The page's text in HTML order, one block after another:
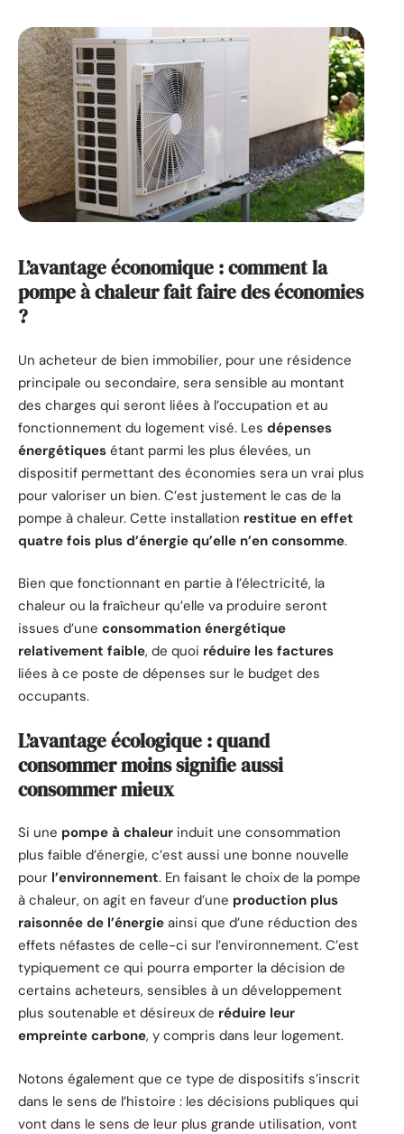
L’avantage économique : comment la
pompe à chaleur fait faire des économies
?
Un acheteur de bien immobilier, pour une résidence
principale ou secondaire, sera sensible au montant
des charges qui seront liées à l’occupation et au
fonctionnement du logement visé. Les dépenses
énergétiques étant parmi les plus élevées, un
dispositif permettant des économies sera un vrai plus
pour valoriser un bien. C’est justement le cas de la
pompe à chaleur. Cette installation restitue en effet
quatre fois plus d’énergie qu’elle n’en consomme.
Bien que fonctionnant en partie à l’électricité, la
chaleur ou la fraîcheur qu’elle va produire seront
issues d’une consommation énergétique
relativement faible, de quoi réduire les factures
liées à ce poste de dépenses sur le budget des
occupants.
L’avantage écologique : quand
consommer moins signifie aussi
consommer mieux
Si une pompe à chaleur induit une consommation
plus faible d’énergie, c’est aussi une bonne nouvelle
pour l’environnement. En faisant le choix de la pompe
à chaleur, on agit en faveur d’une production plus
raisonnée de l’énergie ainsi que d’une réduction des
effets néfastes de celle-ci sur l’environnement. C’est
typiquement ce qui pourra emporter la décision de
certains acheteurs, sensibles à un développement
plus soutenable et désireux de réduire leur
empreinte carbone, y compris dans leur logement.
Notons également que ce type de dispositifs s’inscrit
dans le sens de l’histoire : les décisions publiques qui
vont dans le sens de leur plus grande utilisation, vont